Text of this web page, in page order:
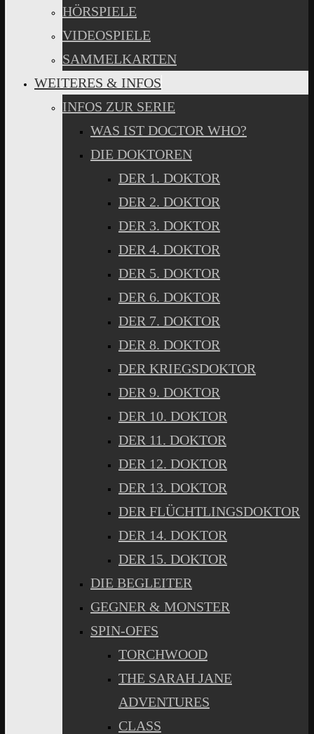
HÖRSPIELE
VIDEOSPIELE
SAMMELKARTEN
WEITERES & INFOS
INFOS ZUR SERIE
WAS IST DOCTOR WHO?
DIE DOKTOREN
DER 1. DOKTOR
DER 2. DOKTOR
DER 3. DOKTOR
DER 4. DOKTOR
DER 5. DOKTOR
DER 6. DOKTOR
DER 7. DOKTOR
DER 8. DOKTOR
DER KRIEGSDOKTOR
DER 9. DOKTOR
DER 10. DOKTOR
DER 11. DOKTOR
DER 12. DOKTOR
DER 13. DOKTOR
DER FLÜCHTLINGSDOKTOR
DER 14. DOKTOR
DER 15. DOKTOR
DIE BEGLEITER
GEGNER & MONSTER
SPIN-OFFS
TORCHWOOD
THE SARAH JANE
ADVENTURES
CLASS